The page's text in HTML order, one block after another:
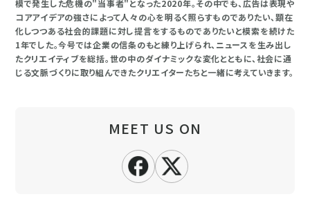
模で発生した危機の"当事者"となった2020年。その中でも、広告は表現や
コアアイデアの強さによって人々の心を明るく照らすものでありたい、顕在
化しつつある社会的課題に対し提言をするものでありたいと模索を続けた
1年でした。今号では企業の信条のもと練り上げられ、ニュースを生み出し
たクリエイティブを総括。世の中のダイナミックな変化とともに、社会に通
じる文脈づくりに取り組んできたクリエイターたちと一緒に考えていきます。
MEET US ON